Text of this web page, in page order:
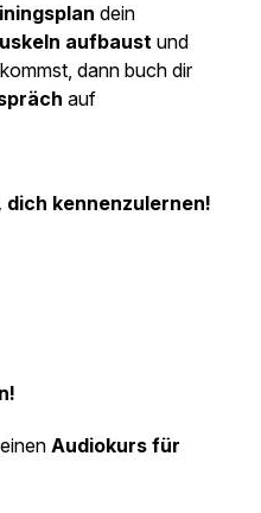
dein
aufbaust und
kommst, dann buch dir
auf
dich kennenzulernen!
Audiokurs für